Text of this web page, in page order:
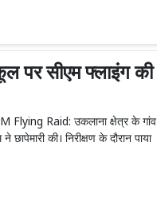
पर सीएम फ्लाइंग की
Flying Raid: उकलाना क्षेत्र के गांव
की। निरीक्षण के दौरान पाया